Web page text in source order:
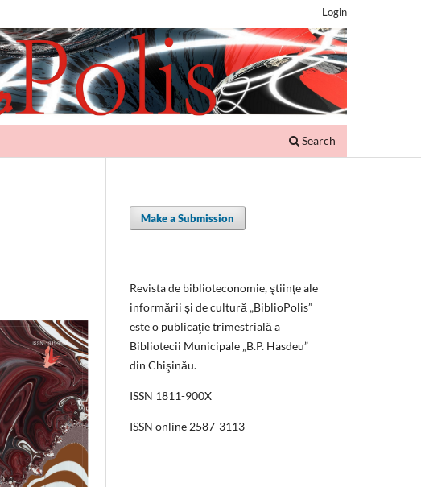
Search
Login
Make a Submission
Revista de biblioteconomie, ştiinţe ale
informării și de cultură „BiblioPolis”
este o publicaţie trimestrială a
Bibliotecii Municipale „B.P. Hasdeu”
din Chişinău.
ISSN 1811-900X
ISSN online 2587-3113